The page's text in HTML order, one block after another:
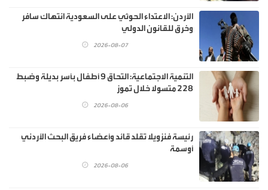
الأردن: الاعتداء الحوثي على السعودية انتهاك سافر
وخرق للقانون الدولي
2026-08-07
‏التنمية الاجتماعية: التحاق 9 أطفال بأسر بديلة وضبط
228 متسولا خلال تموز
2026-08-06
رئيسة فنزويلا تقلد قائد وأعضاء فريق البحث الأردني
أوسمة
2026-08-06